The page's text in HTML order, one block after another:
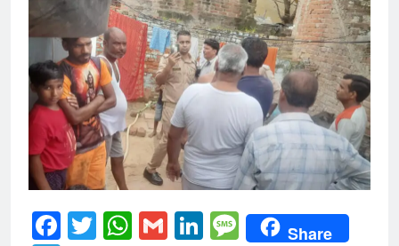
Facebook
Twitter
WhatsApp
GmailLinkedIn
Message
Share